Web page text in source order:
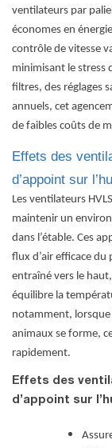
ventilateurs par
économes en
contrôle de vitesse
minimisant le stress
filtres, des réglages
annuels, cet
de faibles coûts de
Effets des
d’appoint sur
Les ventilateurs HVLS
maintenir un
dans l’étable. Ces
flux d’air efficace du
entraîné vers le
équilibre la
notamment, lorsque
animaux se forme,
rapidement.
Effets des
d’appoint sur